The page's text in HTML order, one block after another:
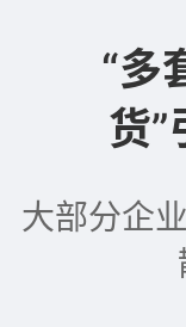
“多
货”
大部分企